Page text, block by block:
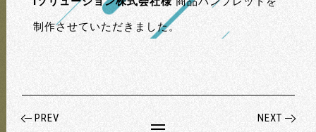
制作させていただきました。
PREV NEXT